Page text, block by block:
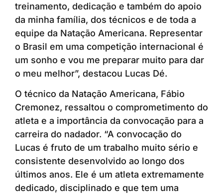
treinamento, dedicação e também do apoio
da minha família, dos técnicos e de toda a
equipe da Natação Americana. Representar
o Brasil em uma competição internacional é
um sonho e vou me preparar muito para dar
o meu melhor”, destacou Lucas Dé.
O técnico da Natação Americana, Fábio
Cremonez, ressaltou o comprometimento do
atleta e a importância da convocação para a
carreira do nadador. “A convocação do
Lucas é fruto de um trabalho muito sério e
consistente desenvolvido ao longo dos
últimos anos. Ele é um atleta extremamente
dedicado, disciplinado e que tem uma